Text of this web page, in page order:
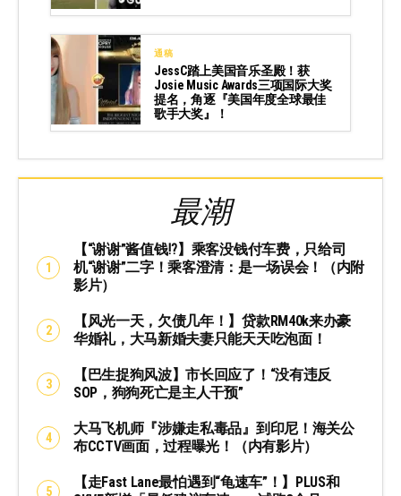
通稿
JessC踏上美国音乐圣殿！获
Josie Music Awards三项国际大奖
提名，角逐『美国年度全球最佳
歌手大奖』！
最潮
【“谢谢”酱值钱⁉️】乘客没钱付车费，只给司
机“谢谢”二字！乘客澄清：是一场误会！（内附
影片）
【风光一天，欠债几年！】贷款RM40k来办豪
华婚礼，大马新婚夫妻只能天天吃泡面！
【巴生捉狗风波】市长回应了！“没有违反
SOP，狗狗死亡是主人干预”
大马飞机师『涉嫌走私毒品』到印尼！海关公
布CCTV画面，过程曝光！（内有影片）
【走Fast Lane最怕遇到“龟速车”！】PLUS和